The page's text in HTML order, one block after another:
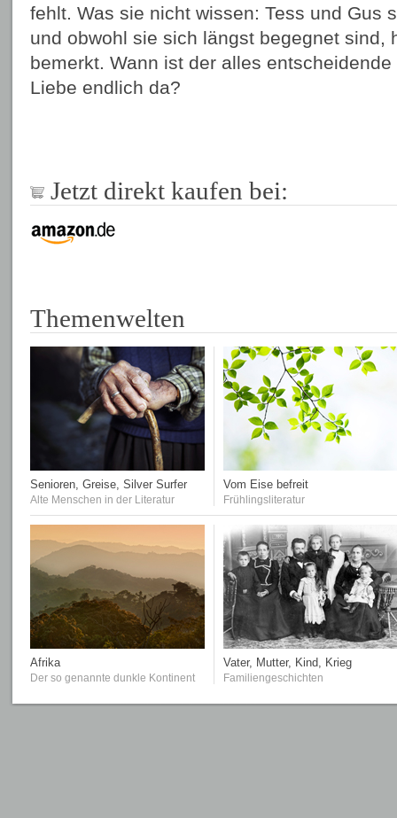
fehlt. Was sie nicht wissen: Tess und Gus
und obwohl sie sich längst begegnet sind,
bemerkt. Wann ist der alles
Liebe endlich da?
Jetzt direkt kaufen bei:
Themenwelten
Senioren, Greise, Silver Surfer
Alte Menschen in der Literatur
Vom Eise befreit
Frühlingsliteratur
Afrika
Der so genannte dunkle Kontinent
Vater, Mutter, Kind, Krieg
Familiengeschichten